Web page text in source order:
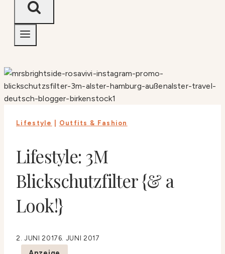
Lifestyle Outfits & Fashion
Lifestyle: 3M
Blickschutzfilter {& a
Look!}
2. JUNI 2017 6. JUNI 2017